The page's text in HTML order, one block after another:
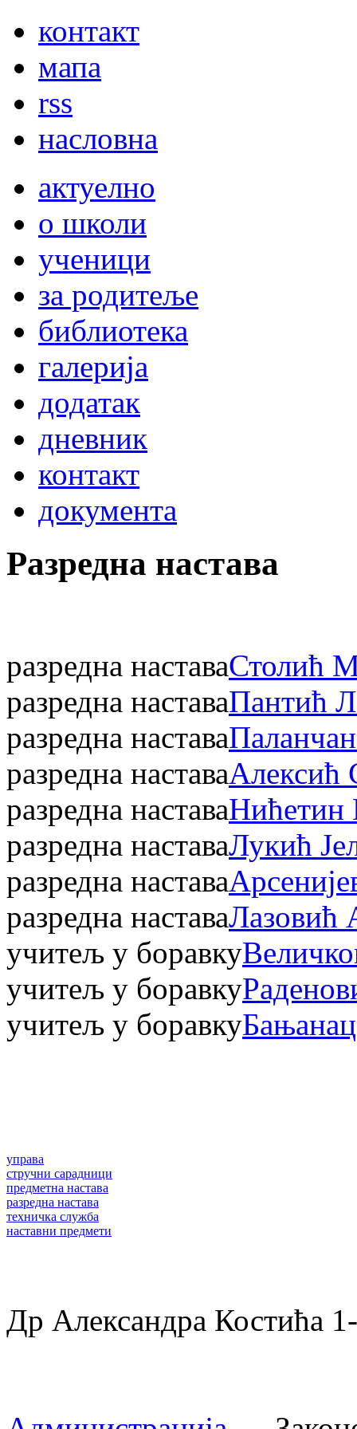
контакт
мапа
rss
насловна
актуелно
о школи
ученици
за родитеље
библиотека
галерија
додатак
дневник
контакт
документа
Разредна настава
разредна наставаСтолић
разредна наставаПантић
разредна настава
разредна наставаАлексић
разредна наставаНићетин
разредна наставаЛукић
разредна настава
разредна наставаЛазовић
учитељ у боравку
учитељ у боравку
учитељ у боравку
управа
стручни сарадници
предметна настава
разредна настава
техничка служба
наставни предмети
Др Александра Костића